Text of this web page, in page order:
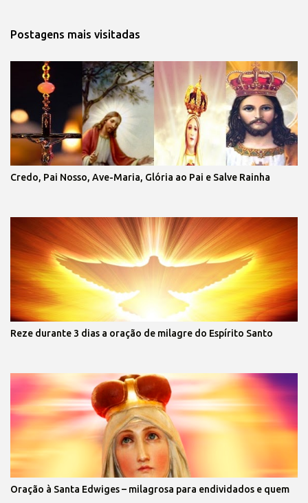
Postagens mais visitadas
Credo, Pai Nosso, Ave-Maria, Glória ao Pai e Salve Rainha
Reze durante 3 dias a oração de milagre do Espírito Santo
Oração à Santa Edwiges – milagrosa para endividados e quem